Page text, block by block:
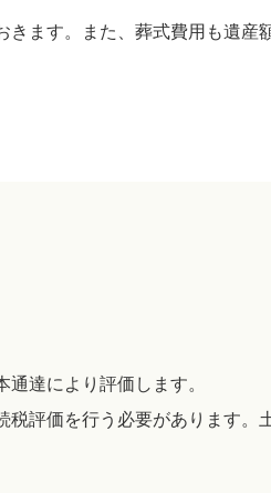
ます。また、葬式費用も遺産
達により評価します。
評価を行う必要があります